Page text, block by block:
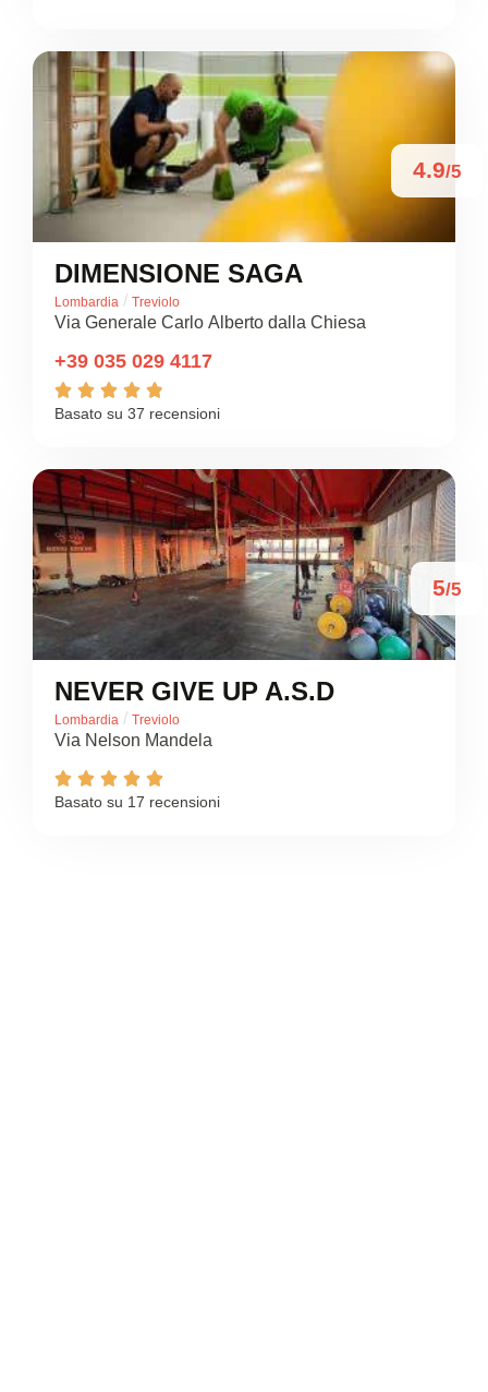
4.9/5
DIMENSIONE SAGA
Lombardia / Treviolo
Via Generale Carlo Alberto dalla Chiesa
+39 035 029 4117
    
Basato su 37 recensioni
5/5
NEVER GIVE UP A.S.D
Lombardia / Treviolo
Via Nelson Mandela
    
Basato su 17 recensioni